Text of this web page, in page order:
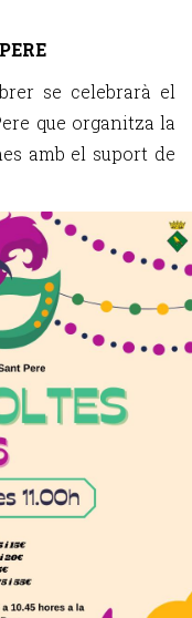
se celebrarà el
que organitza la
amb el suport de